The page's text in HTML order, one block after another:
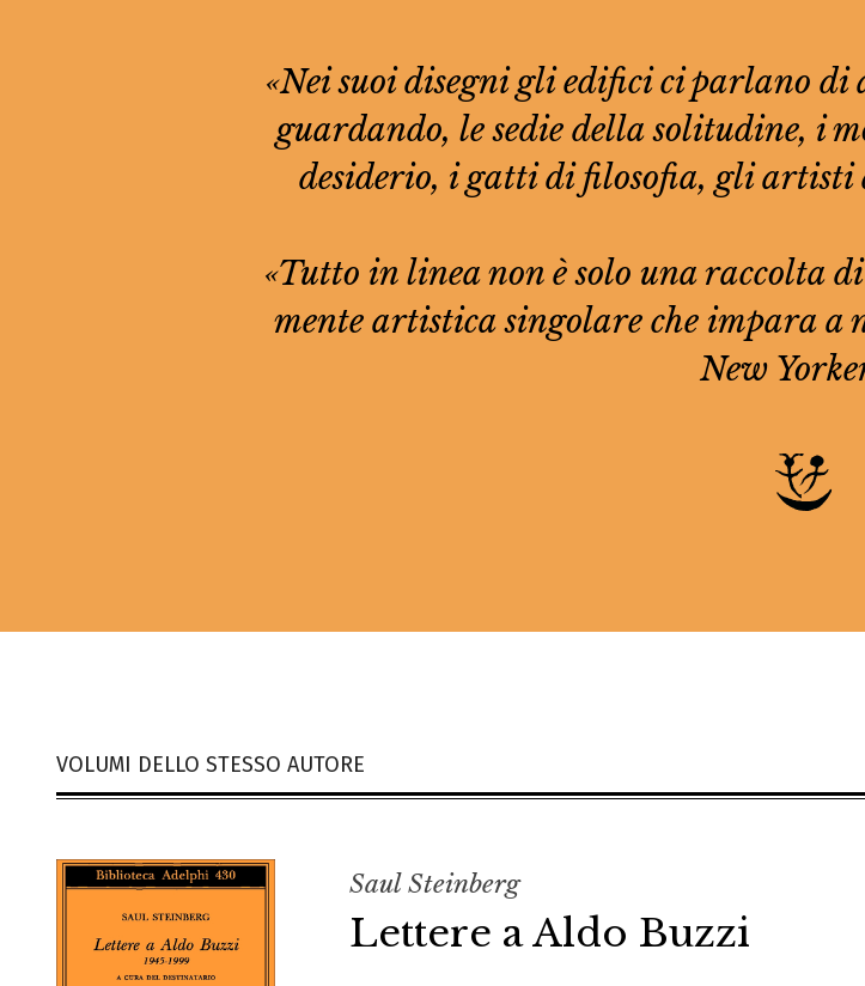
«Nei suoi disegni gli edifici ci parlano
guardando, le sedie della solitudine, i
desiderio, i gatti di filosofia, gli artisti
«Tutto in linea non è solo una raccolta
mente artistica singolare che impara
New
VOLUMI DELLO STESSO AUTORE
Saul Steinberg
Lettere a Aldo Buzzi